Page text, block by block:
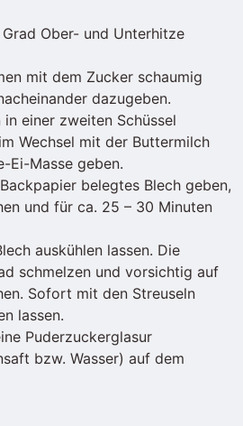
Ober- und Unterhitze
mit dem Zucker schaumig
dazugeben.
einer zweiten Schüssel
Wechsel mit der Buttermilch
Ei-Masse geben.
belegtes Blech geben,
und für ca. 25 – 30 Minuten
auskühlen lassen. Die
schmelzen und vorsichtig auf
Sofort mit den Streuseln
lassen.
Puderzuckerglasur
bzw. Wasser) auf dem